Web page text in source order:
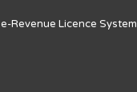
e-Revenue Licence System